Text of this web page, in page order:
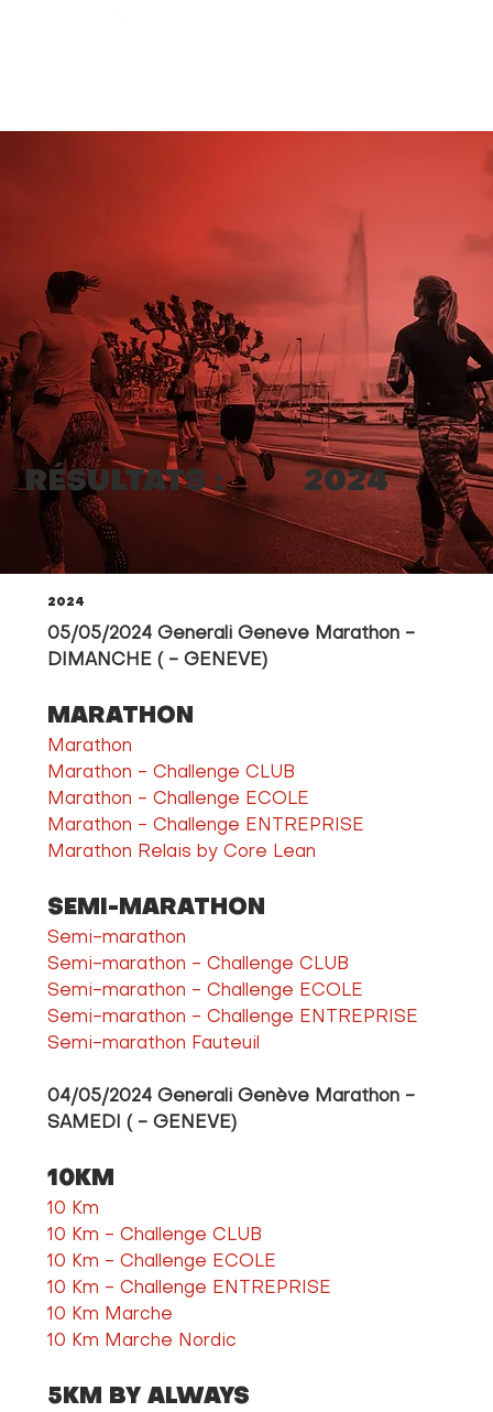
RÉSULTATS : 2024
2024
05/05/2024 Generali Geneve Marathon -
DIMANCHE ( - GENEVE)
MARATHON
Marathon
Marathon - Challenge CLUB
Marathon - Challenge ECOLE
Marathon - Challenge ENTREPRISE
Marathon Relais by Core Lean
SEMI-MARATHON
Semi-marathon
Semi-marathon - Challenge CLUB
Semi-marathon - Challenge ECOLE
Semi-marathon - Challenge ENTREPRISE
Semi-marathon Fauteuil
04/05/2024 Generali Genève Marathon -
SAMEDI ( - GENEVE)
10KM
10 Km
10 Km - Challenge CLUB
10 Km - Challenge ECOLE
10 Km - Challenge ENTREPRISE
10 Km Marche
10 Km Marche Nordic
5KM BY ALWAYS